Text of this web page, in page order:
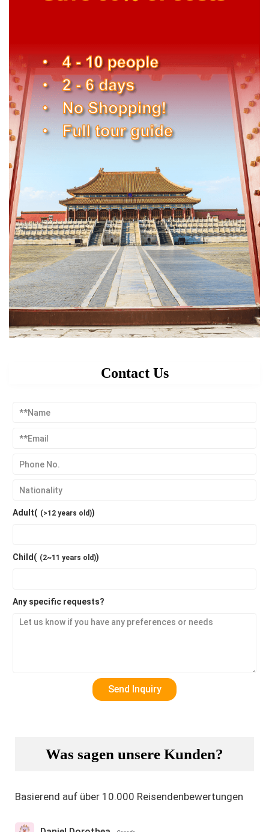
Contact Us
Adult( (>12 years old))
Child( (2~11 years old))
Any specific requests?
Was sagen unsere Kunden?
Basierend auf über 10.000 Reisendenbewertungen